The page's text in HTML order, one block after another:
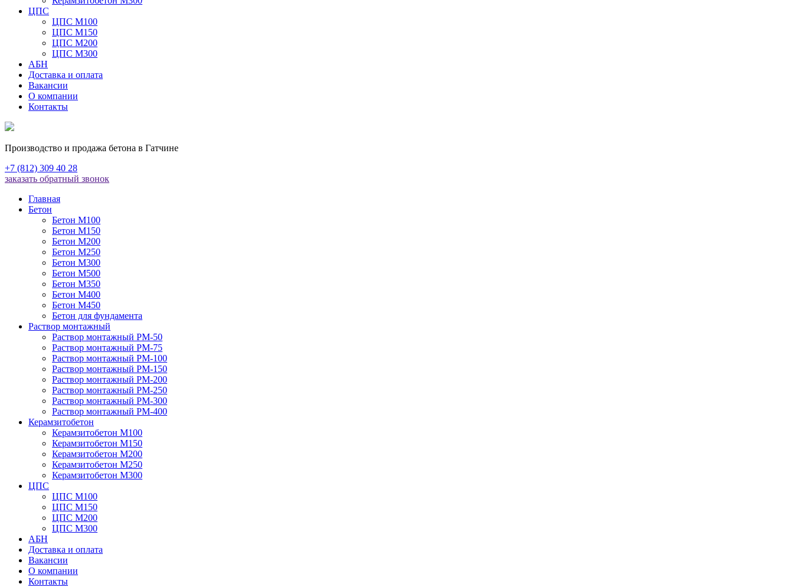
ЦПС
ЦПС М100
ЦПС М150
ЦПС М200
ЦПС М300
АБН
Доставка и оплата
Вакансии
О компании
Контакты
Производство и продажа бетона в Гатчине
+7 (812) 309 40 28
заказать обратный звонок
Главная
Бетон
Бетон М100
Бетон М150
Бетон М200
Бетон М250
Бетон М300
Бетон М500
Бетон М350
Бетон М400
Бетон М450
Бетон для фундамента
Раствор монтажный
Раствор монтажный РМ-50
Раствор монтажный РМ-75
Раствор монтажный РМ-100
Раствор монтажный РМ-150
Раствор монтажный РМ-200
Раствор монтажный РМ-250
Раствор монтажный РМ-300
Раствор монтажный РМ-400
Керамзитобетон
Керамзитобетон М100
Керамзитобетон М150
Керамзитобетон М200
Керамзитобетон М250
Керамзитобетон М300
ЦПС
ЦПС М100
ЦПС М150
ЦПС М200
ЦПС М300
АБН
Доставка и оплата
Вакансии
О компании
Контакты